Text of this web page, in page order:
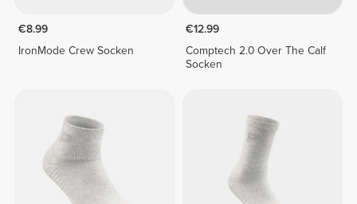
€8.99
IronMode Crew Socken
€12.99
Comptech 2.0 Over The Calf
Socken